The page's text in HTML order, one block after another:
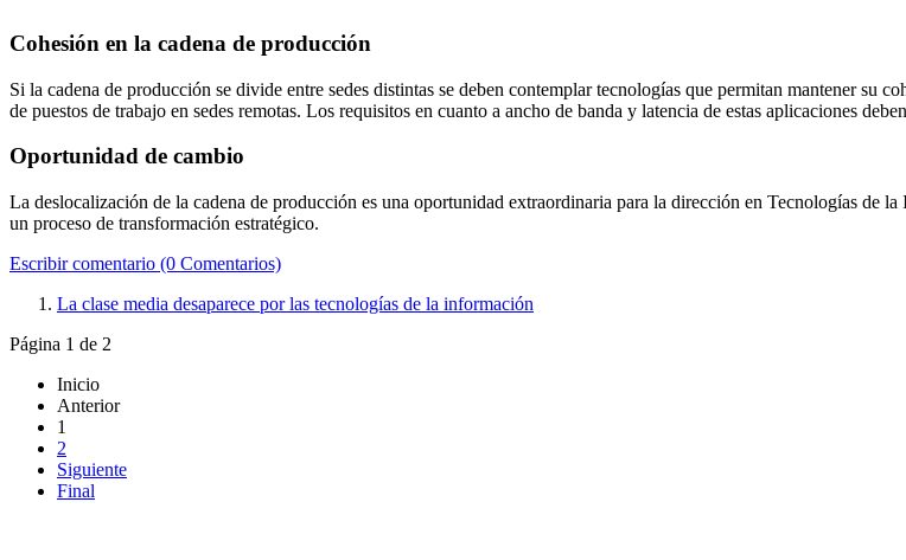
Cohesión en la cadena de producción
Si la cadena de producción se divide entre sedes distintas se deben contemplar tecnologías que permitan mantener su
de puestos de trabajo en sedes remotas. Los requisitos en cuanto a ancho de banda y latencia de estas aplicaciones
Oportunidad de cambio
La deslocalización de la cadena de producción es una oportunidad extraordinaria para la dirección en Tecnologías de
un proceso de transformación estratégico.
Escribir comentario (0 Comentarios)
La clase media desaparece por las tecnologías de la información
Página 1 de 2
Inicio
Anterior
1
2
Siguiente
Final